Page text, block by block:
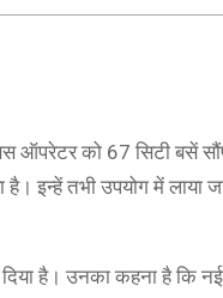
ऑपरेटर को 67 सिटी बसें
इन्हें तभी उपयोग में लाया
है। उनका कहना है कि नई